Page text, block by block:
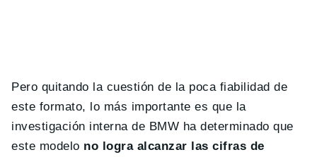
Pero quitando la cuestión de la poca fiabilidad de
este formato, lo más importante es que la
investigación interna de BMW ha determinado que
este modelo no logra alcanzar las cifras de